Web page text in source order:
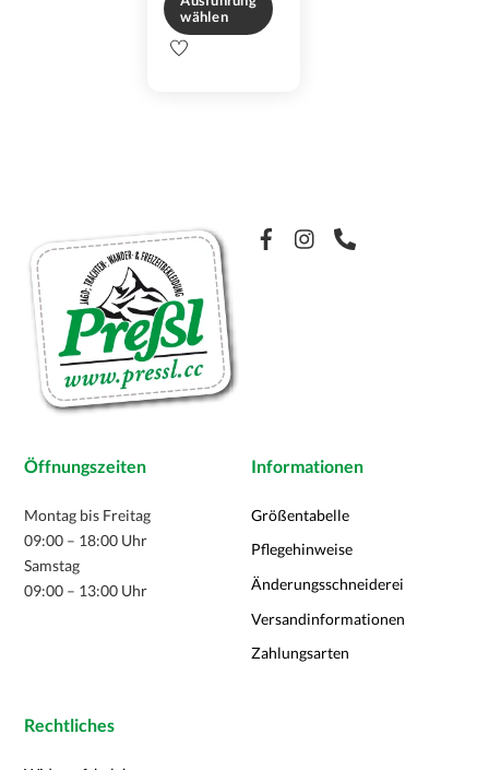
wählen
Dieses
können
auf
der
Produktseite
gewählt
werden
Facebook
Öffnungszeiten
Montag bis Freitag
09:00 – 18:00 Uhr
Samstag
09:00 – 13:00 Uhr
Informationen
Größentabelle
Pflegehinweise
Änderungsschneiderei
Versandinformationen
Zahlungsarten
Rechtliches